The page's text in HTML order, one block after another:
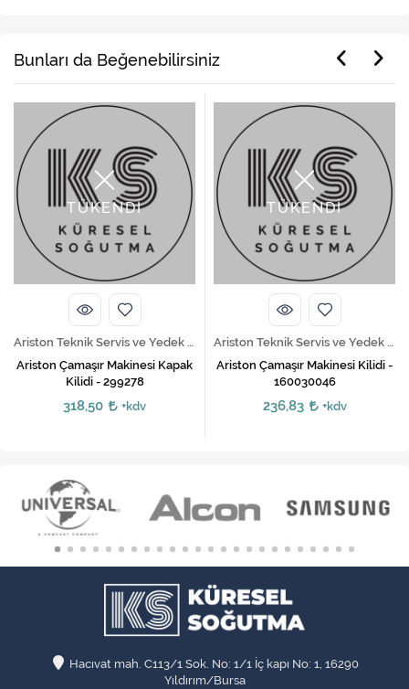
Bunları da Beğenebilirsiniz
TÜKENDİ
Ariston Teknik Servis ve Yedek Parça Hizmetleri
Ariston Çamaşır Makinesi Kapak
Kilidi - 299278
318,50 +kdv
TÜKENDİ
Ariston Teknik Servis ve Yedek Parça Hizmetleri
Ariston Çamaşır Makinesi Kilidi -
160030046
236,83 +kdv
Hacıvat mah. C113/1 Sok. No: 1/1 İç kapı No: 1, 16290
Yıldırım/Bursa